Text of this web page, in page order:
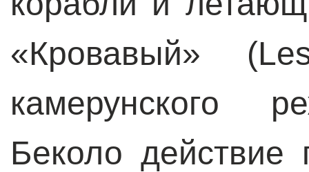
«Кровавый»
камерунского
Беколо